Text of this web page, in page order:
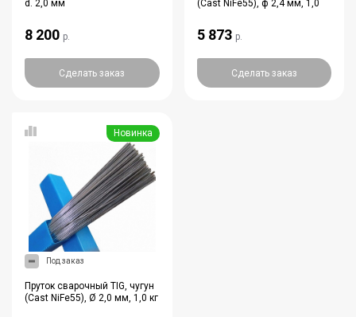
d. 2,0 мм
8 200 р.
Сделать заказ
(Cast NiFe55), ф 2,4 мм, 1,0
5 873 р.
Сделать заказ
Новинка
Под заказ
Пруток сварочный TIG, чугун
(Cast NiFe55), Ø 2,0 мм, 1,0 кг